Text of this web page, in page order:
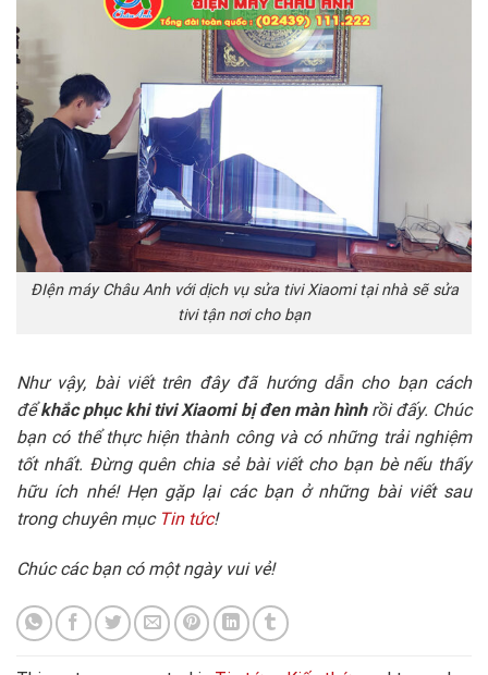
ĐIện máy Châu Anh với dịch vụ sửa tivi Xiaomi tại nhà sẽ sửa
tivi tận nơi cho bạn
Như vậy, bài viết trên đây đã hướng dẫn cho bạn cách
đểkhắc phục khi tivi Xiaomi bị đen màn hìnhrồi đấy. Chúc
bạn có thể thực hiện thành công và có những trải nghiệm
tốt nhất. Đừng quên chia sẻ bài viết cho bạn bè nếu thấy
hữu ích nhé! Hẹn gặp lại các bạn ở những bài viết sau
trong chuyên mục Tin tức!
Chúc các bạn có một ngày vui vẻ!